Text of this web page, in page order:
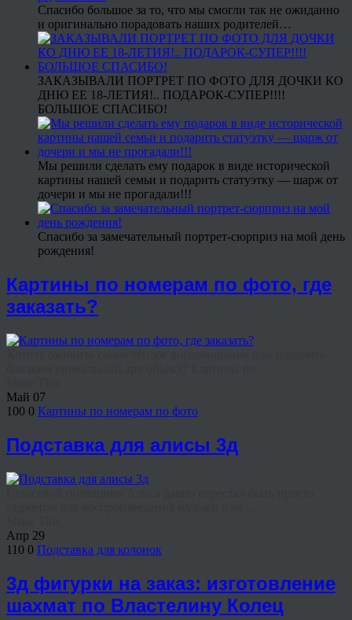
Спасибо большое за то, что мы смогли так не ожиданно
и оригинально порадовать наших родителей…
ЗАКАЗЫВАЛИ ПОРТРЕТ ПО ФОТО ДЛЯ ДОЧКИ КО
ДНЮ ЕЕ 18-ЛЕТИЯ!.. ПОДАРОК-СУПЕР!!!!
БОЛЬШОЕ СПАСИБО!
Мы решили сделать ему подарок в виде исторической
картины нашей семьи и подарить статуэтку — шарж от
дочери и мы не прогадали!!!
Спасибо за замечательный портрет-сюрприз на мой день
рождения!
Картины по номерам по фото, где
заказать?
Май 07
100 0 Картины по номерам по фото
Подставка для алисы 3д
Апр 29
110 0 Подставка для колонок
3д фигурки на заказ: изготовление
шахмат по Властелину Колец